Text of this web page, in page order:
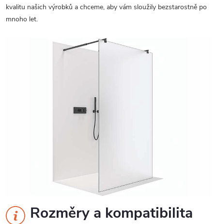
kvalitu našich výrobků a chceme, aby vám sloužily bezstarostně po
mnoho let.
Rozměry a kompatibilita